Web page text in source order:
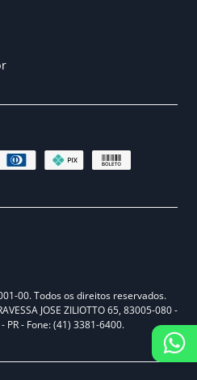
00. Todos os direitos reservados.
JOSE ZILIOTTO 65, 83005-080 -
PR - Fone: (41) 3381-6400.